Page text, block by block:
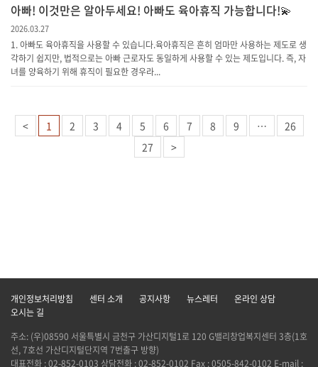
아빠! 이것만은 알아두세요! 아빠도 육아휴직 가능합니다!💫
2026.03.27
1. 아빠도 육아휴직을 사용할 수 있습니다.육아휴직은 흔히 엄마만 사용하는 제도로 생
각하기 쉽지만, 법적으로는 아빠 근로자도 동일하게 사용할 수 있는 제도입니다. 즉, 자
녀를 양육하기 위해 휴직이 필요한 경우라...
< 1 2 3 4 5 6 7 8 9 …
26
27
>
개인정보처리방침 센터 소개 공지사항 뉴스레터
온라인 상담
오시는 길
주소: (우)08590 서울특별시 금천구 가산디지털1로 120 G밸리창업복지센터 3층(1호
선, 7호선 가산디지털단지역 7번출구 방향)
대표전화 : 02-852-0103 상담전화 : 02-852-0102 Fax : 0505-842-0102 E-mail :